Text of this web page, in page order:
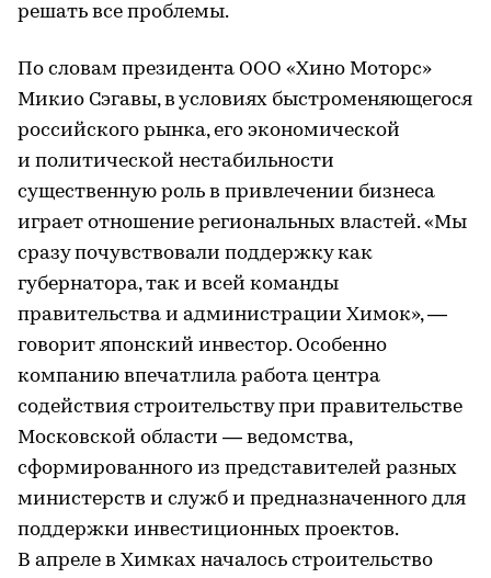
решать все проблемы.
По словам президента ООО «Хино Моторс»
Микио Сэгавы, в условиях быстроменяющегося
российского рынка, его экономической
и политической нестабильности
существенную роль в привлечении бизнеса
играет отношение региональных властей. «Мы
сразу почувствовали поддержку как
губернатора, так и всей команды
правительства и администрации Химок», —
говорит японский инвестор. Особенно
компанию впечатлила работа центра
содействия строительству при правительстве
Московской области — ведомства,
сформированного из представителей разных
министерств и служб и предназначенного для
поддержки инвестиционных проектов.
В апреле в Химках началось строительство